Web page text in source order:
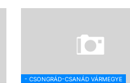
- CSONGRÁD-CSANÁD VÁRMEGYE